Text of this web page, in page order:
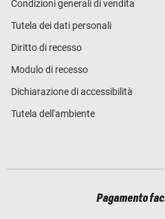
Condizioni generali di vendita
Tutela dei dati personali
Diritto di recesso
Modulo di recesso
Dichiarazione di accessibilità
Tutela dell'ambiente
Pagamento